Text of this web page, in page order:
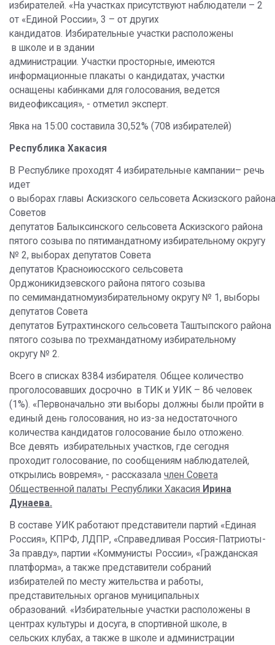
избирателей. «На участках присутствуют наблюдатели – 2
от «Единой России», 3 – от других
кандидатов. Избирательные участки расположены
в школе и в здании
администрации. Участки просторные, имеются
информационные плакаты о кандидатах, участки
оснащены кабинками для голосования, ведется
видеофиксация», - отметил эксперт.
Явка на 15:00 составила 30,52% (708 избирателей)
Республика Хакасия
В Республике проходят 4 избирательные кампании– речь
идет
о выборах главы Аскизского сельсовета Аскизского
Советов
депутатов Балыксинского сельсовета Аскизского района
пятого созыва по пятимандатному избирательному округу
№ 2, выборах депутатов Совета
депутатов Красноиюсского сельсовета
Орджоникидзевского района пятого созыва
по семимандатномуизбирательному округу № 1, выборы
депутатов Совета
депутатов Бутрахтинского сельсовета Таштыпского района
пятого созыва по трехмандатному избирательному
округу № 2.
Всего в списках 8384 избирателя. Общее количество
проголосовавших досрочно в ТИК и УИК – 86 человек
(1%). «Первоначально эти выборы должны были пройти в
единый день голосования, но из-за недостаточного
количества кандидатов голосование было отложено.
Все девять избирательных участков, где сегодня
проходит голосование, по сообщениям наблюдателей,
открылись вовремя», - рассказала член Совета
Общественной палаты Республики Хакасия Ирина
Дунаева.
В составе УИК работают представители партий «Единая
Россия», КПРФ, ЛДПР, «Справедливая Россия-Патриоты-
За правду», партии «Коммунисты России», «Гражданская
платформа», а также представители собраний
избирателей по месту жительства и работы,
представительных органов муниципальных
образований. «Избирательные участки расположены в
центрах культуры и досуга, в спортивной школе, в
сельских клубах, а также в школе и администрации